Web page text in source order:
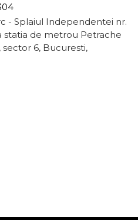
- Splaiul Independentei nr.
statia de metrou Petrache
sector 6, Bucuresti,